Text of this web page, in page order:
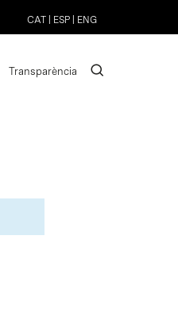
CAT ESP ENG
Transparència search